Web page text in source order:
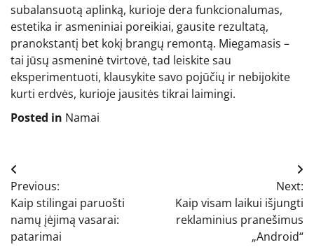
subalansuotą aplinką, kurioje dera funkcionalumas,
estetika ir asmeniniai poreikiai, gausite rezultatą,
pranokstantį bet kokį brangų remontą. Miegamasis –
tai jūsų asmeninė tvirtovė, tad leiskite sau
eksperimentuoti, klausykite savo pojūčių ir nebijokite
kurti erdvės, kurioje jausitės tikrai laimingi.
Posted in Namai
Navigacija
tarp
įrašų
Previous:
Kaip stilingai paruošti
namų įėjimą vasarai:
patarimai
Next:
Kaip visam laikui išjungti
reklaminius pranešimus
„Android“